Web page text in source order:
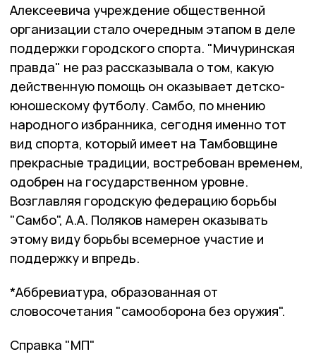
Алексеевича учреждение общественной
организации стало очередным этапом в деле
поддержки городского спорта. "Мичуринская
правда" не раз рассказывала о том, какую
действенную помощь он оказывает детско-
юношескому футболу. Самбо, по мнению
народного избранника, сегодня именно тот
вид спорта, который имеет на Тамбовщине
прекрасные традиции, востребован временем,
одобрен на государственном уровне.
Возглавляя городскую федерацию борьбы
"Самбо", А.А. Поляков намерен оказывать
этому виду борьбы всемерное участие и
поддержку и впредь.
*Аббревиатура, образованная от
словосочетания "самооборона без оружия".
Справка "МП"